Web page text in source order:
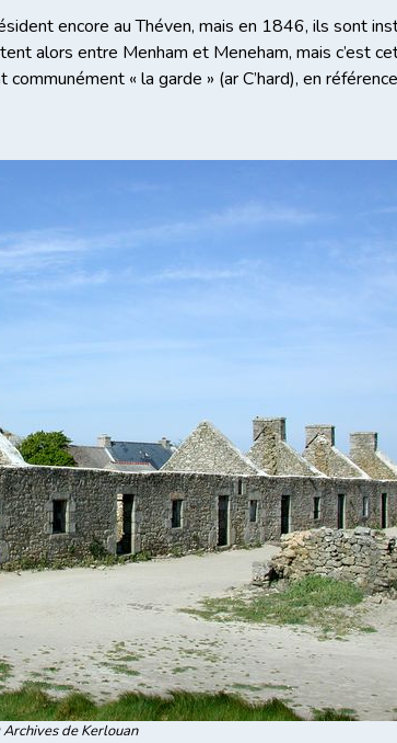
encore au Théven, mais en 1846, ils sont
alors entre Menham et Meneham, mais c’est
« la garde » (ar C’hard), en
Archives de Kerlouan